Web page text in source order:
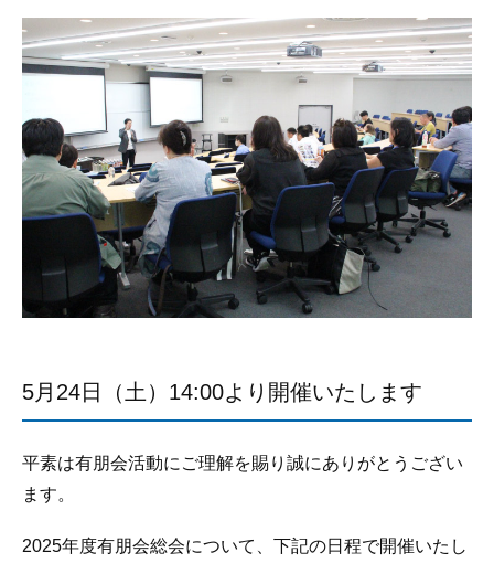
5月24日（土）14:00より開催いたします
平素は有朋会活動にご理解を賜り誠にありがとうござい
ます。
2025年度有朋会総会について、下記の日程で開催いたし